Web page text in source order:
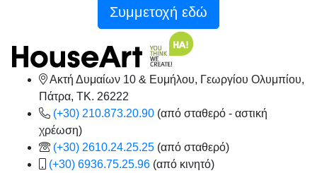
Συμμετοχή εδώ
Ακτή Δυμαίων 10 & Ευμήλου, Γεωργίου Ολυμπίου,
Πάτρα, TK. 26222
(+30) 210.873.20.90 (από σταθερό - αστική
χρέωση)
(+30) 2610.24.25.25 (από σταθερό)
(+30) 6936.75.25.96 (από κινητό)